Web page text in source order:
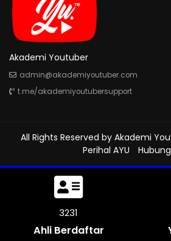
Akademi Youtuber
admin@akademiyoutuber.com
t.me/akademiyoutubersupport
All Rights Reserved by Akademi
Perihal AYU
3726
Ahli Berdaftar